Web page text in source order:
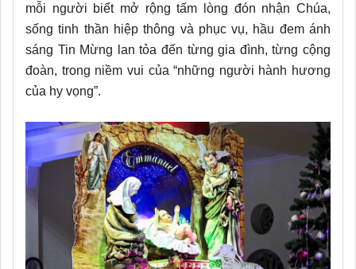
mỗi người biết mở rộng tấm lòng đón nhận Chúa,
sống tinh thần hiệp thông và phục vụ, hầu đem ánh
sáng Tin Mừng lan tỏa đến từng gia đình, từng cộng
đoàn, trong niềm vui của “những người hành hương
của hy vọng”.